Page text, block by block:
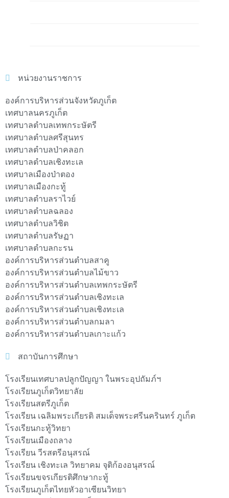
หน่วยงานราชการ
องค์การบริหารส่วนจังหวัดภูเก็ต
เทศบาลนครภูเก็ต
เทศบาลตำบลเทพกระษัตรี
เทศบาลตำบลศรีสุนทร
เทศบาลตำบลป่าคลอก
เทศบาลตำบลเชิงทะเล
เทศบาลเมืองป่าตอง
เทศบาลเมืองกะทู้
เทศบาลตำบลราไวย์
เทศบาลตำบลฉลอง
เทศบาลตำบลวิชิต
เทศบาลตำบลรัษฏา
เทศบาลตำบลกะรน
องค์การบริหารส่วนตำบลสาคู
องค์การบริหารส่วนตำบลไม้ขาว
องค์การบริหารส่วนตำบลเทพกระษัตรี
องค์การบริหารส่วนตำบลเชิงทะเล
องค์การบริหารส่วนตำบลเชิงทะเล
องค์การบริหารส่วนตำบลกมลา
องค์การบริหารส่วนตำบลเกาะแก้ว
สถาบันการศึกษา
โรงเรียนเทศบาลปลูกปัญญา ในพระอุปถัมภ์ฯ
โรงเรียนภูเก็ตวิทยาลัย
โรงเรียนสตรีภูเก็ต
โรงเรียน เฉลิมพระเกียรติ สมเด็จพระศรีนครินทร์ ภูเก็ต
โรงเรียนกะทู้วิทยา
โรงเรียนเมืองถลาง
โรงเรียน วีรสตรีอนุสรณ์
โรงเรียน เชิงทะเล วิทยาคม จุติก้องอนุสรณ์
โรงเรียนขจรเกียรติศึกษากะทู้
โรงเรียนภูเก็ตไทยหัวอาเซียนวิทยา